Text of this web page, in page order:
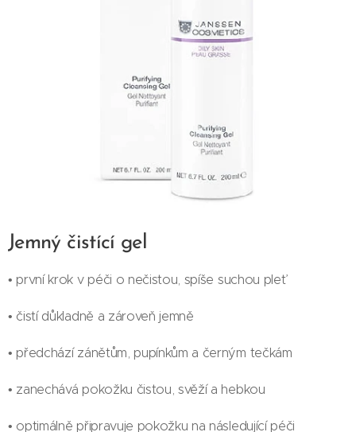
Jemný čistící gel
• první krok v péči o nečistou, spíše suchou pleť
• čistí důkladně a zároveň jemně
• předchází zánětům, pupínkům a černým tečkám
• zanechává pokožku čistou, svěží a hebkou
• optimálně připravuje pokožku na následující péči